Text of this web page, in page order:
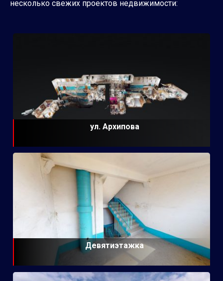
несколько свежих проектов недвижимости:
ул. Архипова
Девятиэтажка